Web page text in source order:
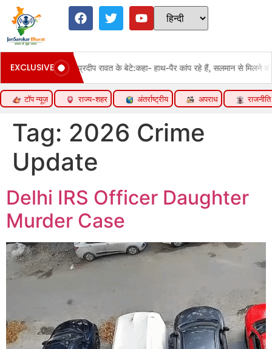
EXCLUSIVE
बिलखकर रो पड़े प्रदीप रावत के बेटे:कहा- हाथ-पैर कांप रहे हैं, सलमान से मिलने की
टॉप न्यूज़ राज्य-शहर अंतर्राष्ट्रीय अपराध राजनीति
Tag: 2026 Crime
Update
Delhi IRS Officer Daughter
Murder Case